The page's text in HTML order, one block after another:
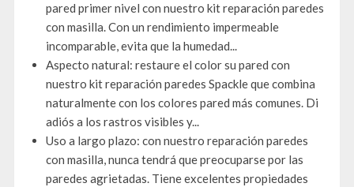
pared primer nivel con nuestro kit reparación paredes
con masilla. Con un rendimiento impermeable
incomparable, evita que la humedad...
Aspecto natural: restaure el color su pared con
nuestro kit reparación paredes Spackle que combina
naturalmente con los colores pared más comunes. Di
adiós a los rastros visibles y...
Uso a largo plazo: con nuestro reparación paredes
con masilla, nunca tendrá que preocuparse por las
paredes agrietadas. Tiene excelentes propiedades